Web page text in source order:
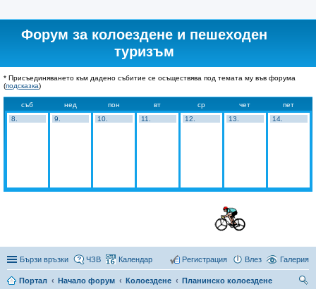
Форум за колоездене и пешеходен
туризъм
* Присъединяването към дадено събитие се осъществява под темата му във форума
(подсказка)
съб нед пон вт ср чет
пет
8.
9. 10. 11. 12. 13. 14.
Бързи връзки Галерия
ЧЗВ Календар Влез
Регистрация
Портал Начало форум Колоездене
Планинско колоездене